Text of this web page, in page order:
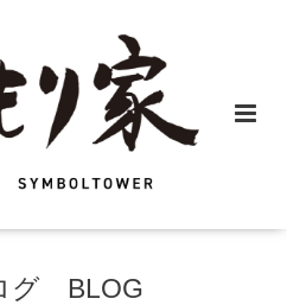
グ BLOG